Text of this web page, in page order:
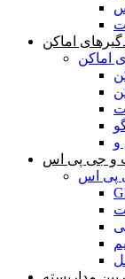
اماکن
اماکن
و جی پی اس